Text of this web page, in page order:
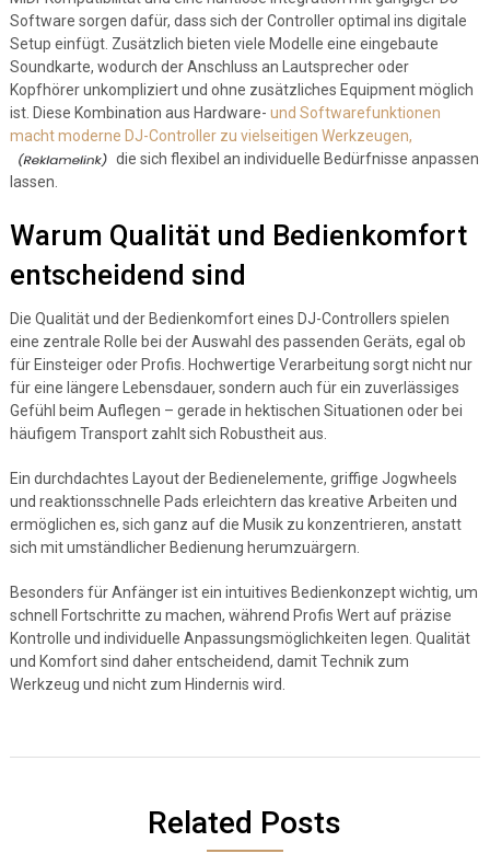
Software sorgen dafür, dass sich der Controller optimal ins digitale
Setup einfügt. Zusätzlich bieten viele Modelle eine eingebaute
Soundkarte, wodurch der Anschluss an Lautsprecher oder
Kopfhörer unkompliziert und ohne zusätzliches Equipment möglich
ist. Diese Kombination aus Hardware- und Softwarefunktionen
macht moderne DJ-Controller zu vielseitigen Werkzeugen,
die sich flexibel an individuelle Bedürfnisse anpassen
lassen.
Warum Qualität und Bedienkomfort
entscheidend sind
Die Qualität und der Bedienkomfort eines DJ-Controllers spielen
eine zentrale Rolle bei der Auswahl des passenden Geräts, egal ob
für Einsteiger oder Profis. Hochwertige Verarbeitung sorgt nicht nur
für eine längere Lebensdauer, sondern auch für ein zuverlässiges
Gefühl beim Auflegen – gerade in hektischen Situationen oder bei
häufigem Transport zahlt sich Robustheit aus.
Ein durchdachtes Layout der Bedienelemente, griffige Jogwheels
und reaktionsschnelle Pads erleichtern das kreative Arbeiten und
ermöglichen es, sich ganz auf die Musik zu konzentrieren, anstatt
sich mit umständlicher Bedienung herumzuärgern.
Besonders für Anfänger ist ein intuitives Bedienkonzept wichtig, um
schnell Fortschritte zu machen, während Profis Wert auf präzise
Kontrolle und individuelle Anpassungsmöglichkeiten legen. Qualität
und Komfort sind daher entscheidend, damit Technik zum
Werkzeug und nicht zum Hindernis wird.
Related Posts